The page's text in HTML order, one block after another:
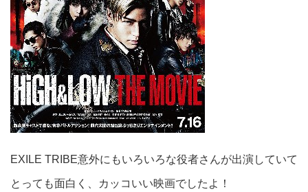
EXILE TRIBE意外にもいろいろな役者さんが出演していて
とっても面白く、カッコいい映画でしたよ！